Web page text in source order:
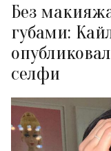
Без
губами:
селфи